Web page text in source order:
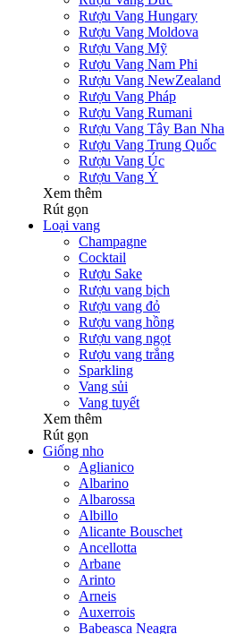
Rượu Vang Hungary
Rượu Vang Moldova
Rượu Vang Mỹ
Rượu Vang Nam Phi
Rượu Vang NewZealand
Rượu Vang Pháp
Rượu Vang Rumani
Rượu Vang Tây Ban Nha
Rượu Vang Trung Quốc
Rượu Vang Úc
Rượu Vang Ý
Xem thêm
Rút gọn
Loại vang
Champagne
Cocktail
Rượu Sake
Rượu vang bịch
Rượu vang đỏ
Rượu vang hồng
Rượu vang ngọt
Rượu vang trắng
Sparkling
Vang sủi
Vang tuyết
Xem thêm
Rút gọn
Giống nho
Aglianico
Albarino
Albarossa
Albillo
Alicante Bouschet
Ancellotta
Arbane
Arinto
Arneis
Auxerrois
Babeasca Neagra